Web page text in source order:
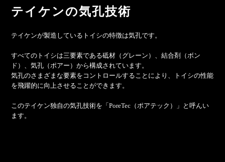
テイケンの気孔技術
テイケンが製造しているトイシの特徴は気孔です。
すべてのトイシは三要素である砥材（グレーン）、結合剤（ボン
ド）、気孔（ポアー）から構成されています。
気孔のさまざまな要素をコントロールすることにより、トイシの性能
を飛躍的に向上させることができます。
このテイケン独自の気孔技術を「PoreTec（ポアテック）」と呼んい
ます。